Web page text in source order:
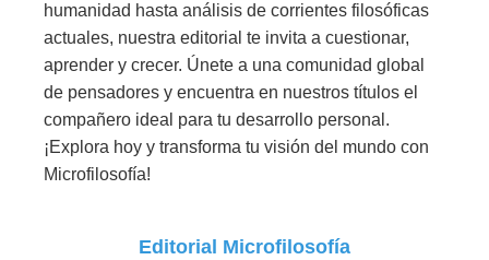
humanidad hasta análisis de corrientes filosóficas
actuales, nuestra editorial te invita a cuestionar,
aprender y crecer. Únete a una comunidad global
de pensadores y encuentra en nuestros títulos el
compañero ideal para tu desarrollo personal.
¡Explora hoy y transforma tu visión del mundo con
Microfilosofía!
Editorial Microfilosofía